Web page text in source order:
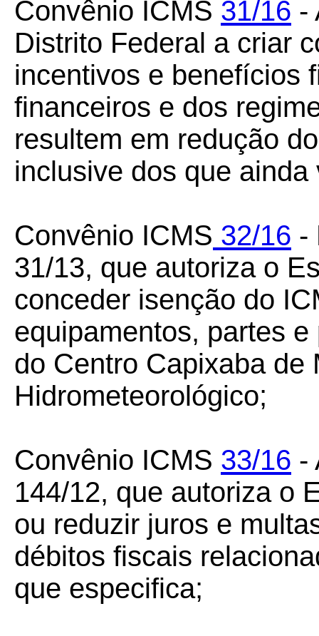
Convênio ICMS 31/16 -
Distrito Federal a criar
incentivos e benefícios
financeiros e dos
resultem em redução
inclusive dos que
Convênio ICMS 32/16 -
31/13, que autoriza o
conceder isenção do
equipamentos, partes
do Centro Capixaba de
Hidrometeorológico;
Convênio ICMS 33/16 -
144/12, que autoriza o
ou reduzir juros e
débitos fiscais
que especifica;